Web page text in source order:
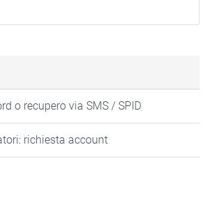
o recupero via SMS / SPID
richiesta account